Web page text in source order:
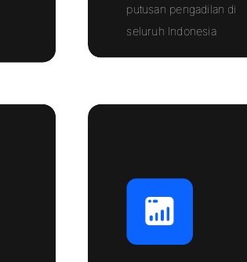
putusan pengadilan di
seluruh Indonesia
Klik Disini